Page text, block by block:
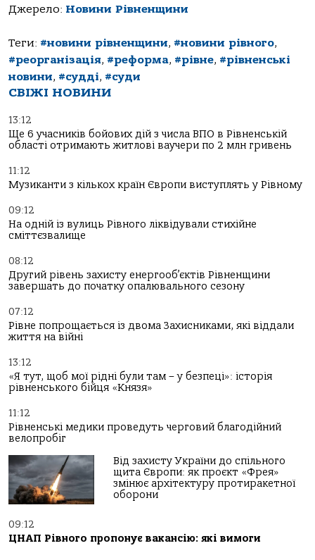
Джерело: Новини Рівненщини
Теги: #новини рівненщини, #новини рівного,
#реорганізація, #реформа, #рівне, #рівненські
новини, #судді, #суди
СВІЖІ НОВИНИ
13:12
Ще 6 учасників бойових дій з числа ВПО в Рівненській
області отримають житлові ваучери по 2 млн гривень
11:12
Музиканти з кількох країн Європи виступлять у Рівному
09:12
На одній із вулиць Рівного ліквідували стихійне
сміттєзвалище
08:12
Другий рівень захисту енергооб’єктів Рівненщини
завершать до початку опалювального сезону
07:12
Рівне попрощається із двома Захисниками, які віддали
життя на війні
13:12
«Я тут, щоб мої рідні були там – у безпеці»: історія
рівненського бійця «Князя»
11:12
Рівненські медики проведуть черговий благодійний
велопробіг
Від захисту України до спільного
щита Європи: як проєкт «Фрея»
змінює архітектуру протиракетної
оборони
09:12
ЦНАП Рівного пропонує вакансію: які вимоги